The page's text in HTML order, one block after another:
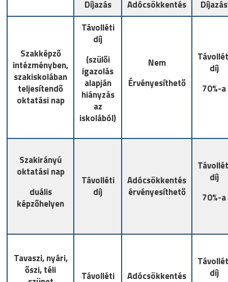
Díjazás Adócsökkentés Díjazás
Szakképző
intézményben,
szakiskolában
teljesítendő
oktatási nap
Távolléti
díj
(szülői
igazolás
alapján
hiányzás
az
iskolából)
Nem
Érvényesíthető
díj
70%-a
Szakirányú
oktatási nap
duális
képzőhelyen
Távolléti
díj
Adócsökkentés
érvényesíthető
díj
70%-a
Tavaszi, nyári,
őszi, téli
Távolléti
Adócsökkentés
díj